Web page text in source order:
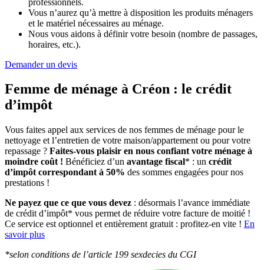
Vous n’aurez qu’à mettre à disposition les produits ménagers
et le matériel nécessaires au ménage.
Nous vous aidons à définir votre besoin (nombre de passages,
horaires, etc.).
Demander un devis
Femme de ménage à Créon : le crédit
d’impôt
Vous faites appel aux services de nos femmes de ménage pour le
nettoyage et l’entretien de votre maison/appartement ou pour votre
repassage ? Faites-vous plaisir en nous confiant votre ménage à
moindre coût ! Bénéficiez d’un avantage fiscal* : un crédit
d’impôt correspondant à 50% des sommes engagées pour nos
prestations !
Ne payez que ce que vous devez : désormais l’avance immédiate
de crédit d’impôt* vous permet de réduire votre facture de moitié !
Ce service est optionnel et entièrement gratuit : profitez-en vite ! En
savoir plus
*selon conditions de l’article 199 sexdecies du CGI